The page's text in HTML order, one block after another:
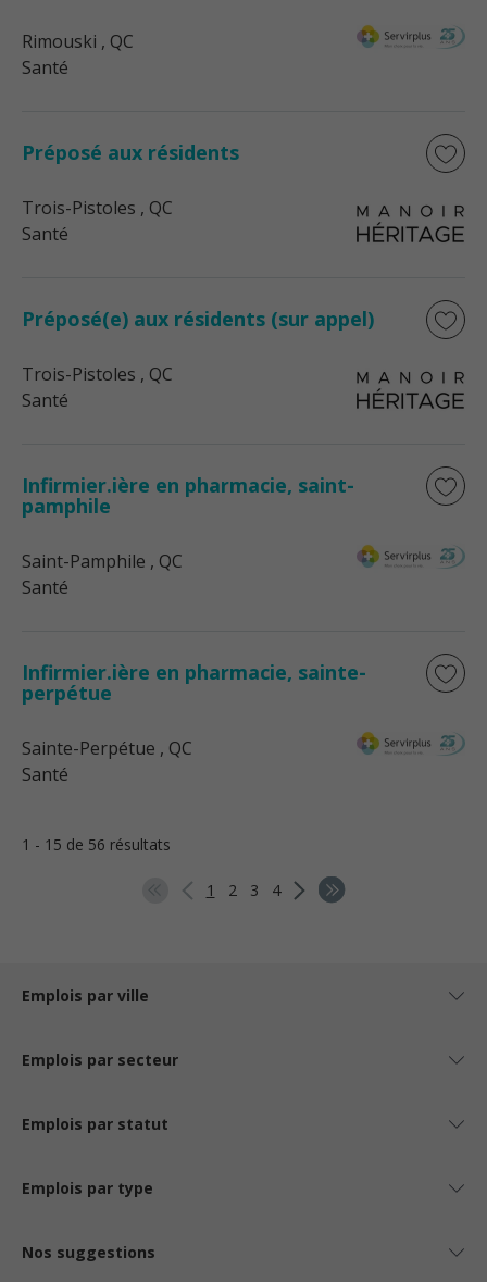
Rimouski , QC
Santé
Préposé aux résidents
Trois-Pistoles , QC
Santé
Préposé(e) aux résidents (sur appel)
Trois-Pistoles , QC
Santé
Infirmier.ière en pharmacie, saint-
pamphile
Saint-Pamphile , QC
Santé
Infirmier.ière en pharmacie, sainte-
perpétue
Sainte-Perpétue , QC
Santé
1 - 15 de 56 résultats
1 2 3 4
Emplois par ville
Emplois par secteur
Emplois par statut
Emplois par type
Nos suggestions